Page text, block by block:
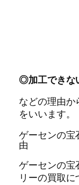
◎加工できな
などの理由か
をいいます。
ゲーセンの宝
由
ゲーセンの宝
リーの買取に